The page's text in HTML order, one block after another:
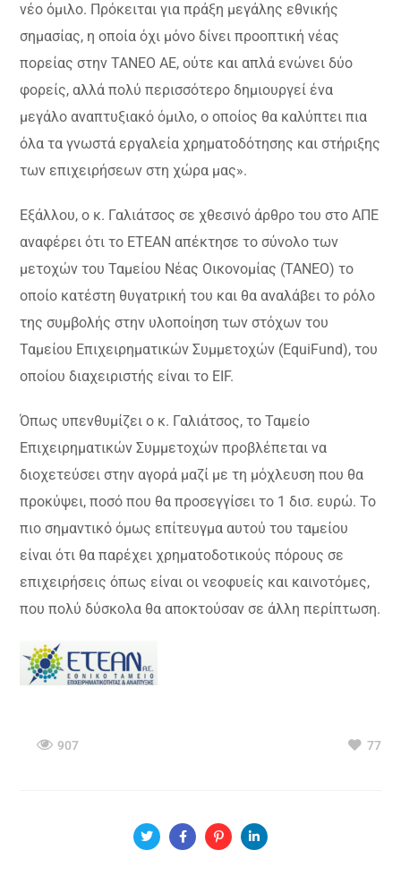
‬νέο‭ ‬όμιλο. ‬Πρόκειται ‬για‭ ‬πράξη‭ ‬μεγάλης‬ εθνικής
σημασίας, η οποία όχι μόνο δίνει προοπτική νέας
πορείας στην ΤΑΝΕΟ ΑΕ, ούτε και απλά ενώνει δύο
φορείς, αλλά πολύ περισσότερο δημιουργεί ένα
μεγάλο ‭αναπτυξιακό όμιλο‬,‭ ‬ο ‬‭οποίος‭ ‬θα‭‬‭ ‬καλύπτει‭ ‬‬πια‭‭
‬όλα‭‭ ‬τα‭ ‬γνωστά‭ ‬εργαλεία χρηματοδότησης και στήριξης
των επιχειρήσεων στη χώρα μας».
Εξάλλου, ο κ. Γαλιάτσος σε χθεσινό άρθρο του στο ΑΠΕ
αναφέρει ότι το ΕΤΕΑΝ απέκτησε το σύνολο των
μετοχών του Ταμείου Νέας Οικονομίας (ΤΑΝΕΟ) το
οποίο κατέστη θυγατρική του και θα αναλάβει το ρόλο
της συμβολής στην υλοποίηση των στόχων του
Ταμείου Επιχειρηματικών Συμμετοχών (EquiFund), του
οποίου διαχειριστής είναι το EIF.
Όπως υπενθυμίζει ο κ. Γαλιάτσος, το Ταμείο
Επιχειρηματικών Συμμετοχών προβλέπεται να
διοχετεύσει στην αγορά μαζί με τη μόχλευση που θα
προκύψει, ποσό που θα προσεγγίσει το 1 δισ. ευρώ. Το
πιο σημαντικό όμως επίτευγμα αυτού του ταμείου
είναι ότι θα παρέχει χρηματοδοτικούς πόρους σε
επιχειρήσεις όπως είναι οι νεοφυείς και καινοτόμες,
που πολύ δύσκολα θα αποκτούσαν σε άλλη περίπτωση.
907 77